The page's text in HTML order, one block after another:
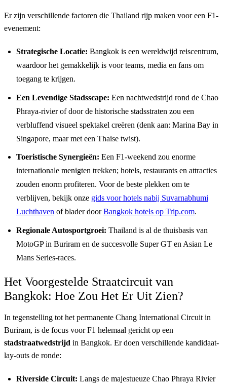
Er zijn verschillende factoren die Thailand rijp maken voor een F1-
evenement:
Strategische Locatie: Bangkok is een wereldwijd reiscentrum,
waardoor het gemakkelijk is voor teams, media en fans om
toegang te krijgen.
Een Levendige Stadsscape: Een nachtwedstrijd rond de Chao
Phraya-rivier of door de historische stadsstraten zou een
verbluffend visueel spektakel creëren (denk aan: Marina Bay in
Singapore, maar met een Thaise twist).
Toeristische Synergieën: Een F1-weekend zou enorme
internationale menigten trekken; hotels, restaurants en attracties
zouden enorm profiteren. Voor de beste plekken om te
verblijven, bekijk onze gids voor hotels nabij Suvarnabhumi
Luchthaven of blader doorBangkok hotels op Trip.com.
Regionale Autosportgroei: Thailand is al de thuisbasis van
MotoGP in Buriram en de succesvolle Super GT en Asian Le
Mans Series-races.
Het Voorgestelde Straatcircuit van
Bangkok: Hoe Zou Het Er Uit Zien?
In tegenstelling tot het permanente Chang International Circuit in
Buriram, is de focus voor F1 helemaal gericht op een
stadstraatwedstrijd in Bangkok. Er doen verschillende kandidaat-
lay-outs de ronde:
Riverside Circuit: Langs de majestueuze Chao Phraya Rivier